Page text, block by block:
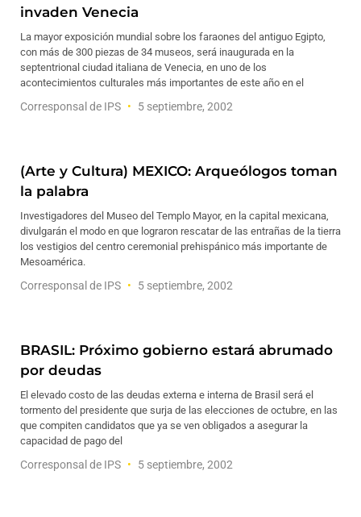
invaden Venecia
La mayor exposición mundial sobre los faraones del antiguo Egipto,
con más de 300 piezas de 34 museos, será inaugurada en la
septentrional ciudad italiana de Venecia, en uno de los
acontecimientos culturales más importantes de este año en el
Corresponsal de IPS 5 septiembre, 2002
(Arte y Cultura) MEXICO: Arqueólogos toman
la palabra
Investigadores del Museo del Templo Mayor, en la capital mexicana,
divulgarán el modo en que lograron rescatar de las entrañas de la tierra
los vestigios del centro ceremonial prehispánico más importante de
Mesoamérica.
Corresponsal de IPS 5 septiembre, 2002
BRASIL: Próximo gobierno estará abrumado
por deudas
El elevado costo de las deudas externa e interna de Brasil será el
tormento del presidente que surja de las elecciones de octubre, en las
que compiten candidatos que ya se ven obligados a asegurar la
capacidad de pago del
Corresponsal de IPS 5 septiembre, 2002